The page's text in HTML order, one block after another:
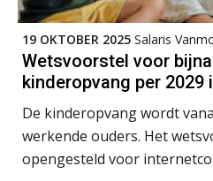
19 OKTOBER 2025 Salaris
Wetsvoorstel voor
kinderopvang per 2029
De kinderopvang wordt
werkende ouders. Het
opengesteld voor
26
AUG
MOCuitgevers
27
28
AUG
MOCuitgevers